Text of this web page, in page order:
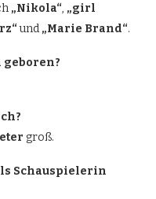
„Nikola“, „girl
und „Marie Brand“.
groß.
Schauspielerin